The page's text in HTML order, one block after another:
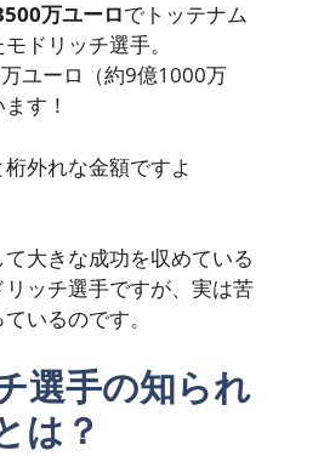
万ユーロでトッテナム
ドリッチ選手。
ユーロ（約9億1000万
す！
外れな金額ですよ
大きな成功を収めている
ッチ選手ですが、実は苦
いるのです。
選手の知られ
は？